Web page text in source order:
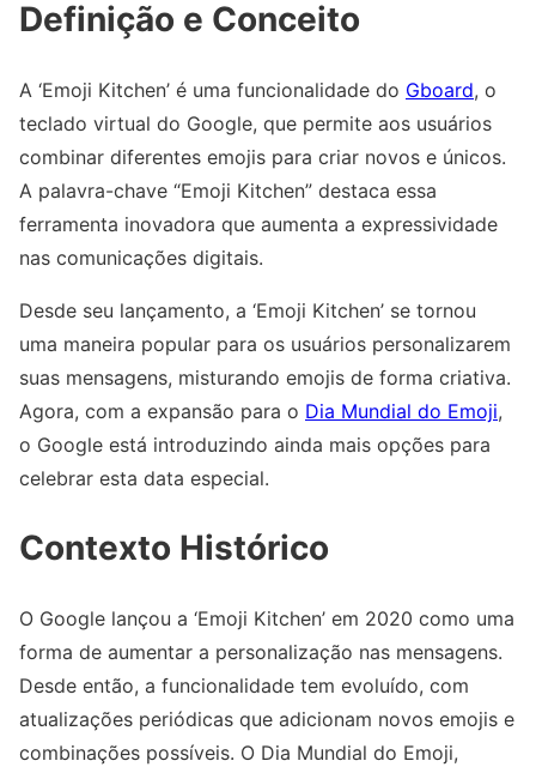
Definição e Conceito
A ‘Emoji Kitchen’ é uma funcionalidade do Gboard, o
teclado virtual do Google, que permite aos usuários
combinar diferentes emojis para criar novos e únicos.
A palavra-chave “Emoji Kitchen” destaca essa
ferramenta inovadora que aumenta a expressividade
nas comunicações digitais.
Desde seu lançamento, a ‘Emoji Kitchen’ se tornou
uma maneira popular para os usuários personalizarem
suas mensagens, misturando emojis de forma criativa.
Agora, com a expansão para o Dia Mundial do Emoji,
o Google está introduzindo ainda mais opções para
celebrar esta data especial.
Contexto Histórico
O Google lançou a ‘Emoji Kitchen’ em 2020 como uma
forma de aumentar a personalização nas mensagens.
Desde então, a funcionalidade tem evoluído, com
atualizações periódicas que adicionam novos emojis e
combinações possíveis. O Dia Mundial do Emoji,